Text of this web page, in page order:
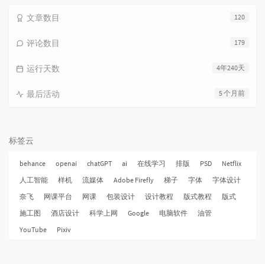
120
文章数目
179
评论数目
4年240天
运行天数
5 个月前
最后活动
标签云
behance openai chatGPT ai 在线学习 排版 PSD
Netflix
人工智能
样机 流媒体 Adobe Firefly 梯子 字体
字体设计
奈飞
网课平台 网课 包装设计 设计教程 版式教程
版式
施工图
酒店设计 科学上网 Google 电脑软件
油管
YouTube
Pixiv